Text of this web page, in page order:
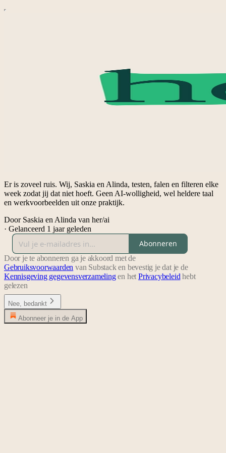
Er is zoveel ruis. Wij, Saskia en Alinda, testen, falen en filteren elke
week zodat jij dat niet hoeft. Geen AI-wolligheid, wel heldere taal
en werkvoorbeelden uit onze praktijk.
Door Saskia en Alinda van her/ai
· Gelanceerd 1 jaar geleden
Abonneren
Door je te abonneren ga je akkoord met de
Gebruiksvoorwaarden van Substack en bevestig je dat je de
Kennisgeving gegevensverzamelingen hetPrivacybeleid hebt
gelezen
Nee, bedankt
Abonneer je in de App